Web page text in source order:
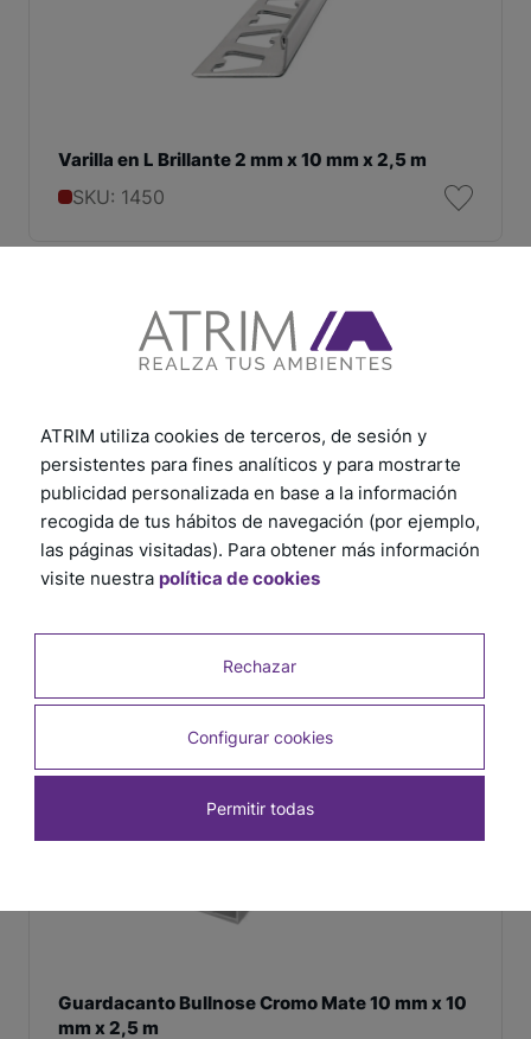
Varilla en L Brillante 2 mm x 10 mm x 2,5 m
SKU: 1450
Guardacanto Arco Cromo Mate 6 mm x 10 mm
x 2,5 m
SKU: 1383
Guardacanto Bullnose Cromo Mate 10 mm x 10
mm x 2,5 m
ATRIM utiliza cookies de terceros, de sesión y
persistentes para fines analíticos y para mostrarte
publicidad personalizada en base a la información
recogida de tus hábitos de navegación (por ejemplo,
las páginas visitadas). Para obtener más información
visite nuestra política de cookies
Rechazar
Configurar cookies
Permitir todas